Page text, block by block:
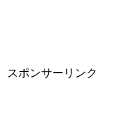
スポンサーリンク